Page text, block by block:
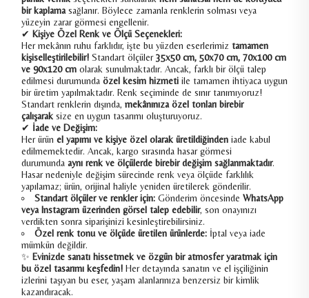
bir kaplama sağlanır. Böylece zamanla renklerin solması veya
yüzeyin zarar görmesi engellenir.
✔ Kişiye Özel Renk ve Ölçü Seçenekleri:
Her mekânın ruhu farklıdır, işte bu yüzden eserlerimiz tamamen
kişiselleştirilebilir! Standart ölçüler35x50 cm, 50x70 cm, 70x100 cm
ve 90x120 cm olarak sunulmaktadır. Ancak, farklı bir ölçü talep
edilmesi durumunda özel kesim hizmeti ile tamamen ihtiyaca uygun
bir üretim yapılmaktadır. Renk seçiminde de sınır tanımıyoruz!
Standart renklerin dışında, mekânınıza özel tonları birebir
çalışarak size en uygun tasarımı oluşturuyoruz.
✔ İade ve Değişim:
Her ürün el yapımı ve kişiye özel olarak üretildiğinden iade kabul
edilmemektedir. Ancak, kargo sırasında hasar görmesi
durumunda aynı renk ve ölçülerde birebir değişim sağlanmaktadır.
Hasar nedeniyle değişim sürecinde renk veya ölçüde farklılık
yapılamaz; ürün, orijinal haliyle yeniden üretilerek gönderilir.
Standart ölçüler ve renkler için: Gönderim öncesinde WhatsApp
veya Instagram üzerinden görsel talep edebilir, son onayınızı
verdikten sonra siparişinizi kesinleştirebilirsiniz.
Özel renk tonu ve ölçüde üretilen ürünlerde: İptal veya iade
mümkün değildir.
✨ Evinizde sanatı hissetmek ve özgün bir atmosfer yaratmak için
bu özel tasarımı keşfedin! Her detayında sanatın ve el işçiliğinin
izlerini taşıyan bu eser, yaşam alanlarınıza benzersiz bir kimlik
kazandıracak.